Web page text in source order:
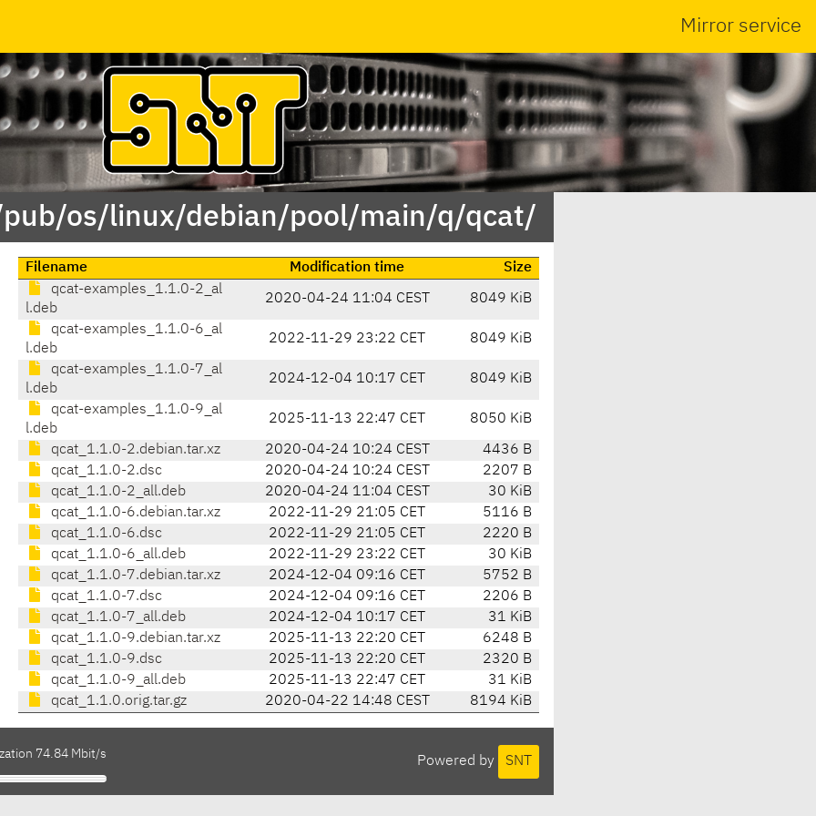
Mirror service
os/linux/debian/pool/main/q/qcat/
Filename Modification time
Size
qcat-examples_1.1.0-2_al
l.deb
2020-04-24 11:04 CEST 8049 KiB
qcat-examples_1.1.0-6_al
l.deb
2022-11-29 23:22 CET 8049 KiB
qcat-examples_1.1.0-7_al
l.deb
2024-12-04 10:17 CET 8049 KiB
qcat-examples_1.1.0-9_al
l.deb
2025-11-13 22:47 CET 8050 KiB
qcat_1.1.0-2.debian.tar.xz 2020-04-24 10:24 CEST
4436 B
qcat_1.1.0-2.dsc
2020-04-24 10:24 CEST
2207 B
qcat_1.1.0-2_all.deb
2020-04-24 11:04 CEST
30 KiB
qcat_1.1.0-6.debian.tar.xz
2022-11-29 21:05 CET
5116 B
qcat_1.1.0-6.dsc
2022-11-29 21:05 CET
2220 B
qcat_1.1.0-6_all.deb
2022-11-29 23:22 CET
30 KiB
qcat_1.1.0-7.debian.tar.xz
2024-12-04 09:16 CET
5752 B
qcat_1.1.0-7.dsc
2024-12-04 09:16 CET
2206 B
qcat_1.1.0-7_all.deb
2024-12-04 10:17 CET
31 KiB
qcat_1.1.0-9.debian.tar.xz
2025-11-13 22:20 CET
6248 B
qcat_1.1.0-9.dsc
2025-11-13 22:20 CET
2320 B
qcat_1.1.0-9_all.deb
2025-11-13 22:47 CET
31 KiB
qcat_1.1.0.orig.tar.gz
2020-04-22 14:48 CEST 8194 KiB
Powered by SNT
74.84 Mbit/s